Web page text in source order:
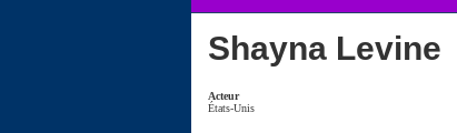
Shayna Levine
Acteur
États-Unis